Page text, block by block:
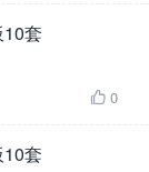
套
 0
套